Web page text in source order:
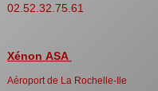
02.52.32.75.61
Xénon ASA
Aéroport de La Rochelle-Ile